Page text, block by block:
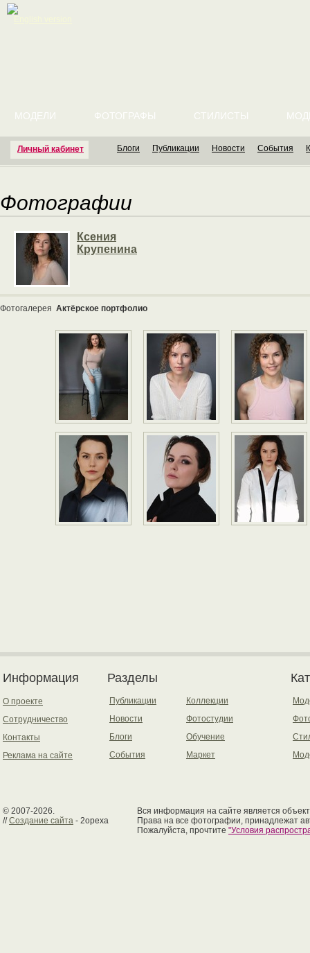
Личный кабинет
МОДЕЛИ ФОТОГРАФЫ СТИЛИСТЫ
Блоги Публикации Новости События
Фотографии
Ксения
Крупенина
Фотогалерея Актёрское портфолио
Информация
О проекте
Сотрудничество
Контакты
Реклама на сайте
Разделы
Публикации
Новости
Блоги
События
Коллекции
Фотостудии
Обучение
Маркет
© 2007-2026.
//Создание сайта - 2opexa
Вся информация на сайте является
Права на все фотографии, принадлежат
Пожалуйста, прочтите "Условия